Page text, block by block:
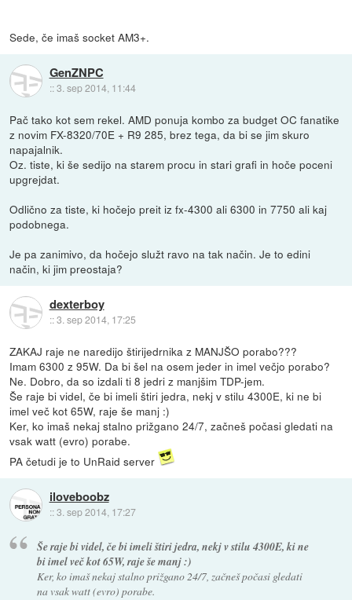
Sede, če imaš socket AM3+.
GenZNPC
::3. sep 2014, 11:44
Pač tako kot sem rekel. AMD ponuja kombo za budget OC fanatike
z novim FX-8320/70E + R9 285, brez tega, da bi se jim skuro
napajalnik.
Oz. tiste, ki še sedijo na starem procu in stari grafi in hoče poceni
upgrejdat.
Odlično za tiste, ki hočejo preit iz fx-4300 ali 6300 in 7750 ali kaj
podobnega.
Je pa zanimivo, da hočejo služt ravo na tak način. Je to edini
način, ki jim preostaja?
dexterboy
::3. sep 2014, 17:25
ZAKAJ raje ne naredijo štirijedrnika z MANJŠO porabo???
Imam 6300 z 95W. Da bi šel na osem jeder in imel večjo porabo?
Ne. Dobro, da so izdali ti 8 jedri z manjšim TDP-jem.
Še raje bi videl, če bi imeli štiri jedra, nekj v stilu 4300E, ki ne bi
imel več kot 65W, raje še manj :)
Ker, ko imaš nekaj stalno prižgano 24/7, začneš počasi gledati na
vsak watt (evro) porabe.
PA četudi je to UnRaid server
iloveboobz
::3. sep 2014, 17:27
Še raje bi videl, če bi imeli štiri jedra, nekj v stilu 4300E, ki ne
bi imel več kot 65W, raje še manj :)
Ker, ko imaš nekaj stalno prižgano 24/7, začneš počasi gledati
na vsak watt (evro) porabe.